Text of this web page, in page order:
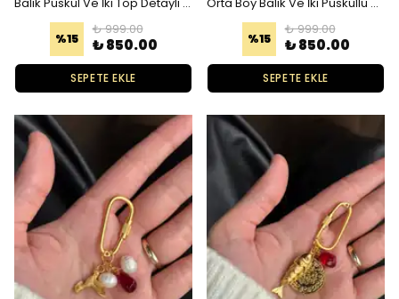
%15
₺ 999.00
₺ 850.00
SEPETE EKLE
%15
₺ 999.00
₺ 850.00
SEPETE EKLE